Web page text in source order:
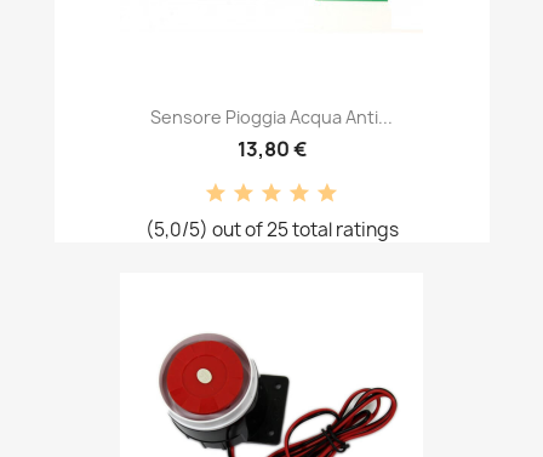
Sensore Pioggia Acqua Anti...
13,80 €
(5,0/5) out of 25 total ratings